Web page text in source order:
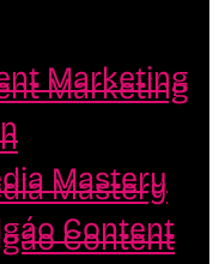
Marketing
Mastery
Content
Marketing
Mastery
Content